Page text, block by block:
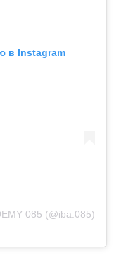
в Instagram
085 (@iba.085)